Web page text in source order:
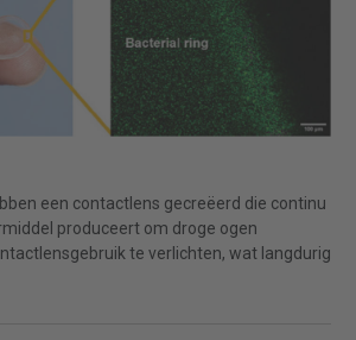
een contactlens gecreëerd die continu
produceert om droge ogen
te verlichten, wat langdurig